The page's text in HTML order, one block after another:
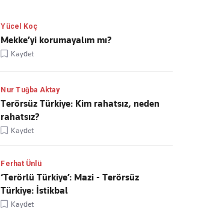
Yücel Koç
Mekke’yi korumayalım mı?
Kaydet
Nur Tuğba Aktay
Terörsüz Türkiye: Kim rahatsız, neden
rahatsız?
Kaydet
Ferhat Ünlü
‘Terörlü Türkiye’: Mazi - Terörsüz
Türkiye: İstikbal
Kaydet